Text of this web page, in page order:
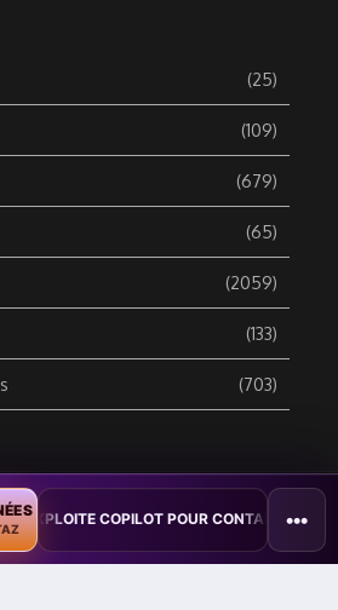
(25)
(109)
(679)
(65)
(2059)
(133)
(703)
DATA SECURITY BREACH - Groupe
ZATAZ Média
COPILOT POUR CONTAMINER DES •••